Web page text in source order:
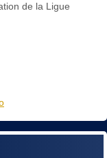
de la Ligue